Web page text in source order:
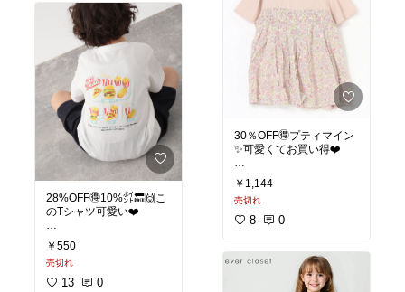
ム✨保冷バッグには小物
の収納び便利なメッシュ
#お弁当づくり
#あったら
便利
#ランチボックス
運動会
28%OFF🉐10%㌽🔙🙌こ
のTシャツ可愛い❤️
スーパーDEAL 10%ポイ
ントバック対象期間：
2022/06/29(水) 10:00 〜
￥550
売切れ
13 0
🔸Sunflower （サンフラ
ワー）🔸
30％OFF🉐プティマイン
✨可愛くてお買い得❤️
petit main
【リンク】花柄シャーリ
ングドッキングT★
￥1,144
売切れ
8 0